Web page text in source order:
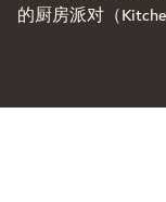
的厨房派对（